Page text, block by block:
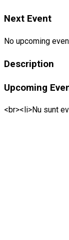
Next Event
No upcoming
Description
Upcoming
<br><li>Nu sunt